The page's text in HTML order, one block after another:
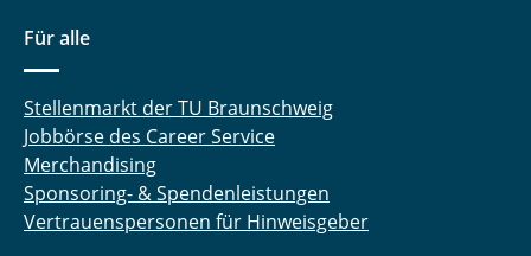
Für alle
Stellenmarkt der TU Braunschweig
Jobbörse des Career Service
Merchandising
Sponsoring- & Spendenleistungen
Vertrauenspersonen für Hinweisgeber